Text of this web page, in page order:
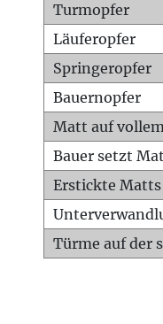
Turmopfer
Läuferopfer
Springeropfer
Bauernopfer
Matt auf
Bauer setzt
Erstickte Matts
Türme auf der